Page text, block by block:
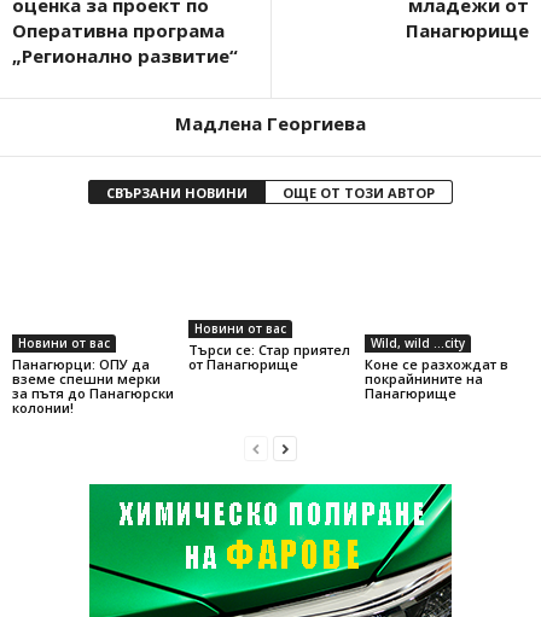
оценка за проект по
Оперативна програма
„Регионално развитие“
младежи от
Панагюрище
Мадлена Георгиева
СВЪРЗАНИ НОВИНИ ОЩЕ ОТ ТОЗИ АВТОР
Новини от вас
Панагюрци: ОПУ да
вземе спешни мерки
за пътя до Панагюрски
колонии!
Новини от вас
Търси се: Стар приятел
от Панагюрище
Wild, wild ...city
Коне се разхождат в
покрайнините на
Панагюрище